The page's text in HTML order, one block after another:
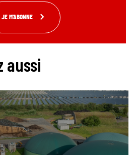
JE M'ABONNE
aussi